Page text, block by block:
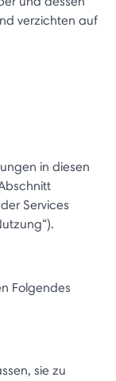
verzichten auf
in diesen
Services
Folgendes
sie zu